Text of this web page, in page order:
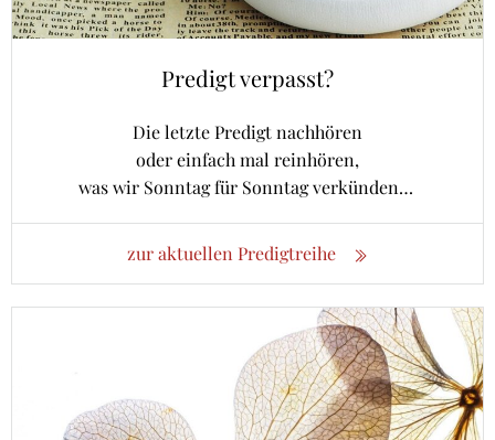
Predigt verpasst?
Die letzte Predigt nachhören
oder einfach mal reinhören,
was wir Sonntag für Sonntag verkünden…
zur aktuellen Predigtreihe